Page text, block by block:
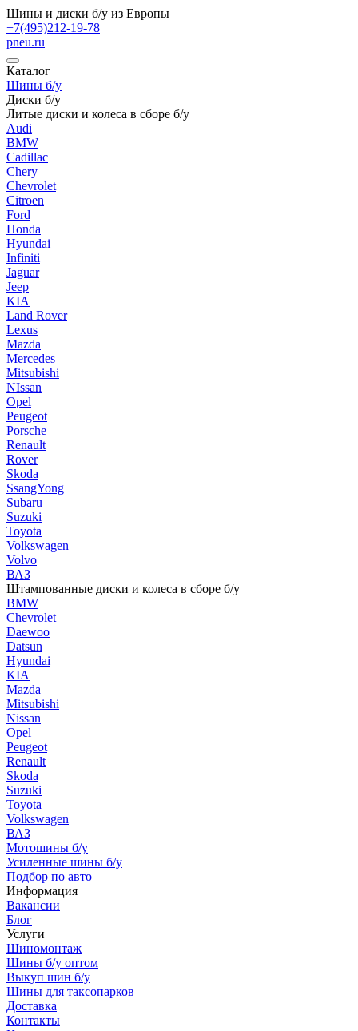
Шины и диски б/у из Европы
+7(495)212-19-78
pneu.ru
Каталог
Шины б/у
Диски б/у
Литые диски и колеса в сборе б/у
Audi
BMW
Cadillac
Chery
Chevrolet
Citroen
Ford
Honda
Hyundai
Infiniti
Jaguar
Jeep
KIA
Land Rover
Lexus
Mazda
Mercedes
Mitsubishi
NIssan
Opel
Peugeot
Porsche
Renault
Rover
Skoda
SsangYong
Subaru
Suzuki
Toyota
Volkswagen
Volvo
ВАЗ
Штампованные диски и колеса в сборе б/у
BMW
Chevrolet
Daewoo
Datsun
Hyundai
KIA
Mazda
Mitsubishi
Nissan
Opel
Peugeot
Renault
Skoda
Suzuki
Toyota
Volkswagen
ВАЗ
Мотошины б/у
Усиленные шины б/у
Подбор по авто
Информация
Вакансии
Блог
Услуги
Шиномонтаж
Шины б/у оптом
Выкуп шин б/у
Шины для таксопарков
Доставка
Контакты